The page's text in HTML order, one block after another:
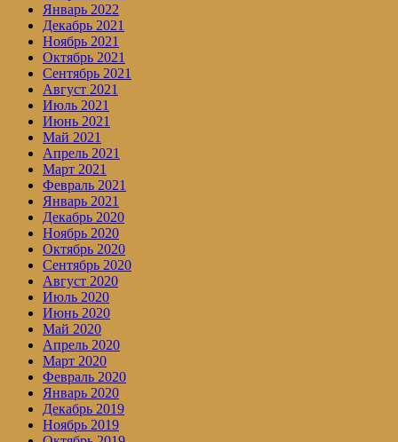
Январь 2022
Декабрь 2021
Ноябрь 2021
Октябрь 2021
Сентябрь 2021
Август 2021
Июль 2021
Июнь 2021
Май 2021
Апрель 2021
Март 2021
Февраль 2021
Январь 2021
Декабрь 2020
Ноябрь 2020
Октябрь 2020
Сентябрь 2020
Август 2020
Июль 2020
Июнь 2020
Май 2020
Апрель 2020
Март 2020
Февраль 2020
Январь 2020
Декабрь 2019
Ноябрь 2019